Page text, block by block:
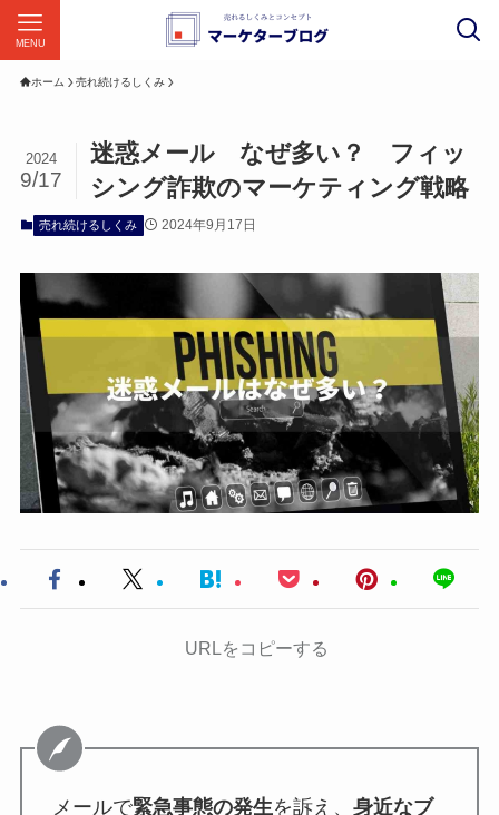
MENU
ホーム 売れ続けるしくみ
迷惑メール なぜ多い？ フィッ
シング詐欺のマーケティング戦略
2024
9/17
売れ続けるしくみ 2024年9月17日
URLをコピーする
メールで緊急事態の発生を訴え、 身近なブ